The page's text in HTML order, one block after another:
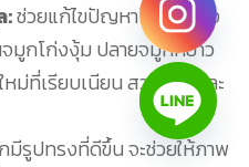
:ช่วยแก้ไขปัญหาโครงสร้าง
มูกโก่งงุ้ม ปลายจมูกที่ยาว
ม่ที่เรียบเนียน สวยงาม และ
มีรูปทรงที่ดีขึ้น จะช่วยให้ภาพ